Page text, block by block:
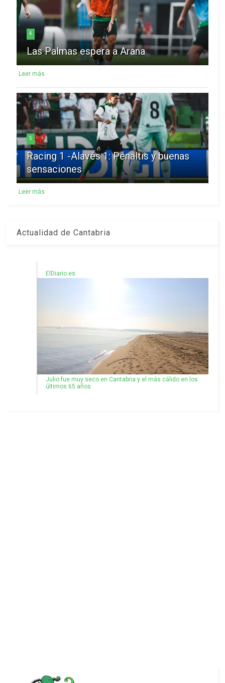
4
Las Palmas espera a Arana
Leer más
5
Racing 1 -Alavés 1: Penaltis y buenas
sensaciones
Leer más
Actualidad de Cantabria
ElDiario.es
Julio fue muy seco en Cantabria y el más cálido en los
últimos 65 años